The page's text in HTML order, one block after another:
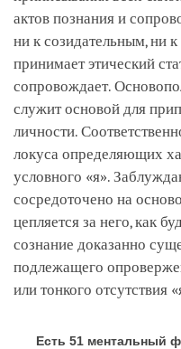
актов познания и
ни к созидательным, ни
принимает этический
сопровождает.
служит основой для
личности.
локуса определяющих
условного «я».
сосредоточено на
цепляется за него, как
сознание доказанно
подлежащего
или тонкого отсутствия
Есть 51 ментальный